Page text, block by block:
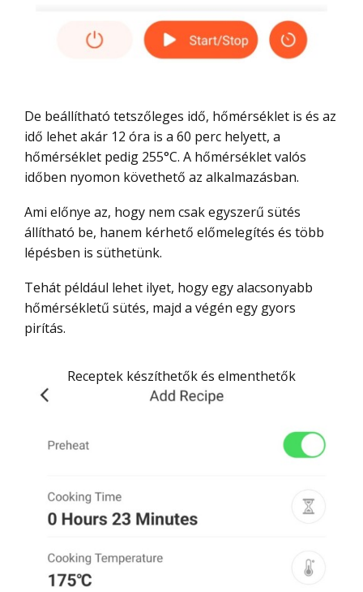
De beállítható tetszőleges idő, hőmérséklet is és az
idő lehet akár 12 óra is a 60 perc helyett, a
hőmérséklet pedig 255°C. A hőmérséklet valós
időben nyomon követhető az alkalmazásban.
Ami előnye az, hogy nem csak egyszerű sütés
állítható be, hanem kérhető előmelegítés és több
lépésben is süthetünk.
Tehát például lehet ilyet, hogy egy alacsonyabb
hőmérsékletű sütés, majd a végén egy gyors
pirítás.
Receptek készíthetők és elmenthetők